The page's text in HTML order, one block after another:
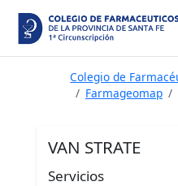
contenido
Colegio de
Farmageomap
VAN STRATE
Servicios